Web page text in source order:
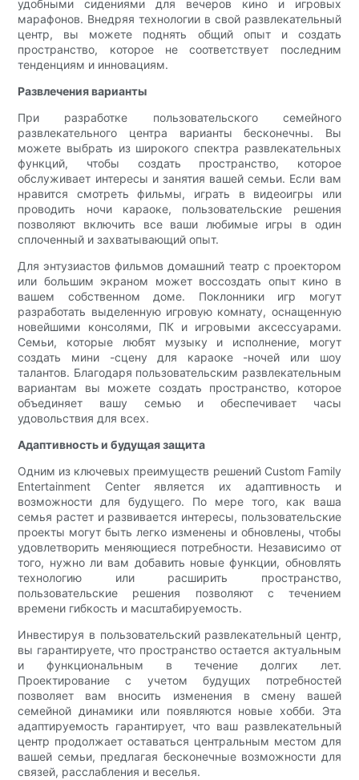
удобными сидениями для вечеров кино и игровых
марафонов. Внедряя технологии в свой развлекательный
центр, вы можете поднять общий опыт и создать
пространство, которое не соответствует последним
тенденциям и инновациям.
Развлечения варианты
При разработке пользовательского семейного
развлекательного центра варианты бесконечны. Вы
можете выбрать из широкого спектра развлекательных
функций, чтобы создать пространство, которое
обслуживает интересы и занятия вашей семьи. Если вам
нравится смотреть фильмы, играть в видеоигры или
проводить ночи караоке, пользовательские решения
позволяют включить все ваши любимые игры в один
сплоченный и захватывающий опыт.
Для энтузиастов фильмов домашний театр с проектором
или большим экраном может воссоздать опыт кино в
вашем собственном доме. Поклонники игр могут
разработать выделенную игровую комнату, оснащенную
новейшими консолями, ПК и игровыми аксессуарами.
Семьи, которые любят музыку и исполнение, могут
создать мини -сцену для караоке -ночей или шоу
талантов. Благодаря пользовательским развлекательным
вариантам вы можете создать пространство, которое
объединяет вашу семью и обеспечивает часы
удовольствия для всех.
Адаптивность и будущая защита
Одним из ключевых преимуществ решений Custom Family
Entertainment Center является их адаптивность и
возможности для будущего. По мере того, как ваша
семья растет и развивается интересы, пользовательские
проекты могут быть легко изменены и обновлены, чтобы
удовлетворить меняющиеся потребности. Независимо от
того, нужно ли вам добавить новые функции, обновлять
технологию или расширить пространство,
пользовательские решения позволяют с течением
времени гибкость и масштабируемость.
Инвестируя в пользовательский развлекательный центр,
вы гарантируете, что пространство остается актуальным
и функциональным в течение долгих лет.
Проектирование с учетом будущих потребностей
позволяет вам вносить изменения в смену вашей
семейной динамики или появляются новые хобби. Эта
адаптируемость гарантирует, что ваш развлекательный
центр продолжает оставаться центральным местом для
вашей семьи, предлагая бесконечные возможности для
связей, расслабления и веселья.